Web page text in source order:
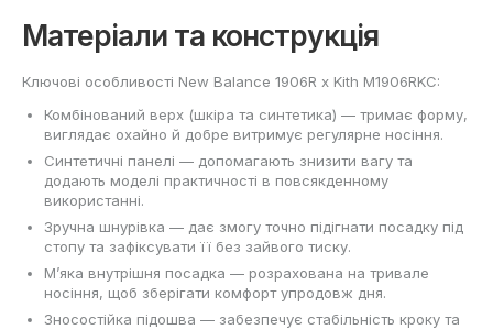
Матеріали та конструкція
Ключові особливості New Balance 1906R x Kith M1906RKC:
Комбінований верх (шкіра та синтетика) — тримає форму,
виглядає охайно й добре витримує регулярне носіння.
Синтетичні панелі — допомагають знизити вагу та
додають моделі практичності в повсякденному
використанні.
Зручна шнурівка — дає змогу точно підігнати посадку під
стопу та зафіксувати її без зайвого тиску.
М’яка внутрішня посадка — розрахована на тривале
носіння, щоб зберігати комфорт упродовж дня.
Зносостійка підошва — забезпечує стабільність кроку та